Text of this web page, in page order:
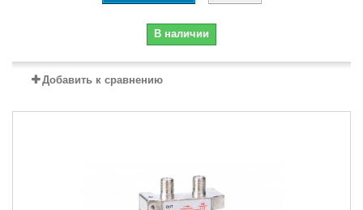
В наличии
Добавить к сравнению